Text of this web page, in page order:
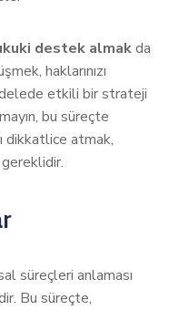
destek almakda
haklarınızı
etkili bir strateji
bu süreçte
dikkatlice atmak,
süreçleri anlaması
Bu süreçte,